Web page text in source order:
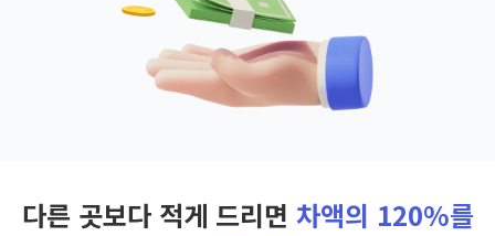
다른 곳보다 적게 드리면 차액의 120%를